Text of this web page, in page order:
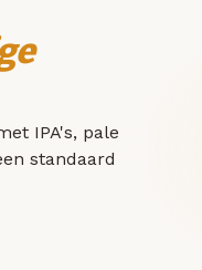
IPA's, pale
standaard